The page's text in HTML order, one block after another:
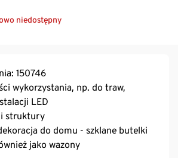
niedostępny
150746
wykorzystania, np. do traw,
LED
i struktury
do domu - szklane butelki
jako wazony